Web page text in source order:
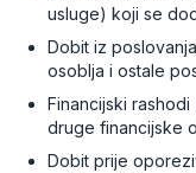
usluge) koji se
Dobit iz
osoblja i ostale
Financijski
druge financijske
Dobit prije